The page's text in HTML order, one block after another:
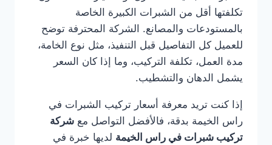
تكلفتها أقل من الشبرات الكبيرة الخاصة
بالمستودعات والمصانع. الشركة المحترفة توضح
للعميل كل التفاصيل قبل التنفيذ، مثل نوع الخامة،
مدة العمل، تكلفة التركيب، وما إذا كان السعر
يشمل الدهان والتشطيب.
إذا كنت تريد معرفة أسعار تركيب الشبرات في
راس الخيمة بدقة، فالأفضل التواصل مع شركة
تركيب شبرات في راس الخيمة لديها خبرة في